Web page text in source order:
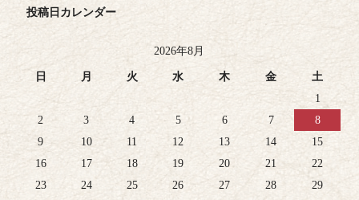
投稿日カレンダー
2026年8月
日 月 火 水 木 金 土
1
2
3 4 5 6 7
8
9
10 11 12 13 14
15
16
17 18 19 20 21
22
23
24 25 26 27 28
29